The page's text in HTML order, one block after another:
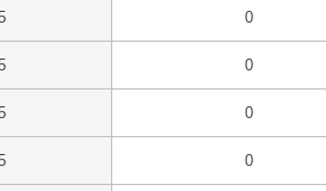
0
0
0
0